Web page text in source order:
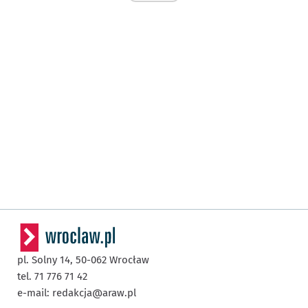
pl. Solny 14, 50-062 Wrocław
tel. 71 776 71 42
e-mail: redakcja@araw.pl